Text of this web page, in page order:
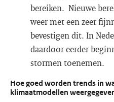
bereiken. Nieuwe
weer met een zeer
bevestigen dit. In
daardoor eerder
stormen toenemen.
Hoe goed worden trends in
klimaatmodellen